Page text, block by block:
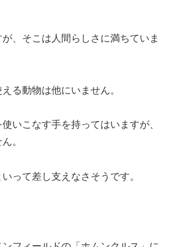
、そこは人間らしさに満ちていま
る動物は他にいません。
いこなす手を持ってはいますが、
。
って差し支えなさそうです。